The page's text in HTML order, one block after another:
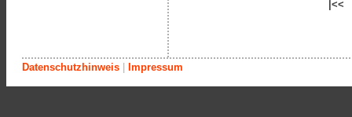
Datenschutzhinweis Impressum